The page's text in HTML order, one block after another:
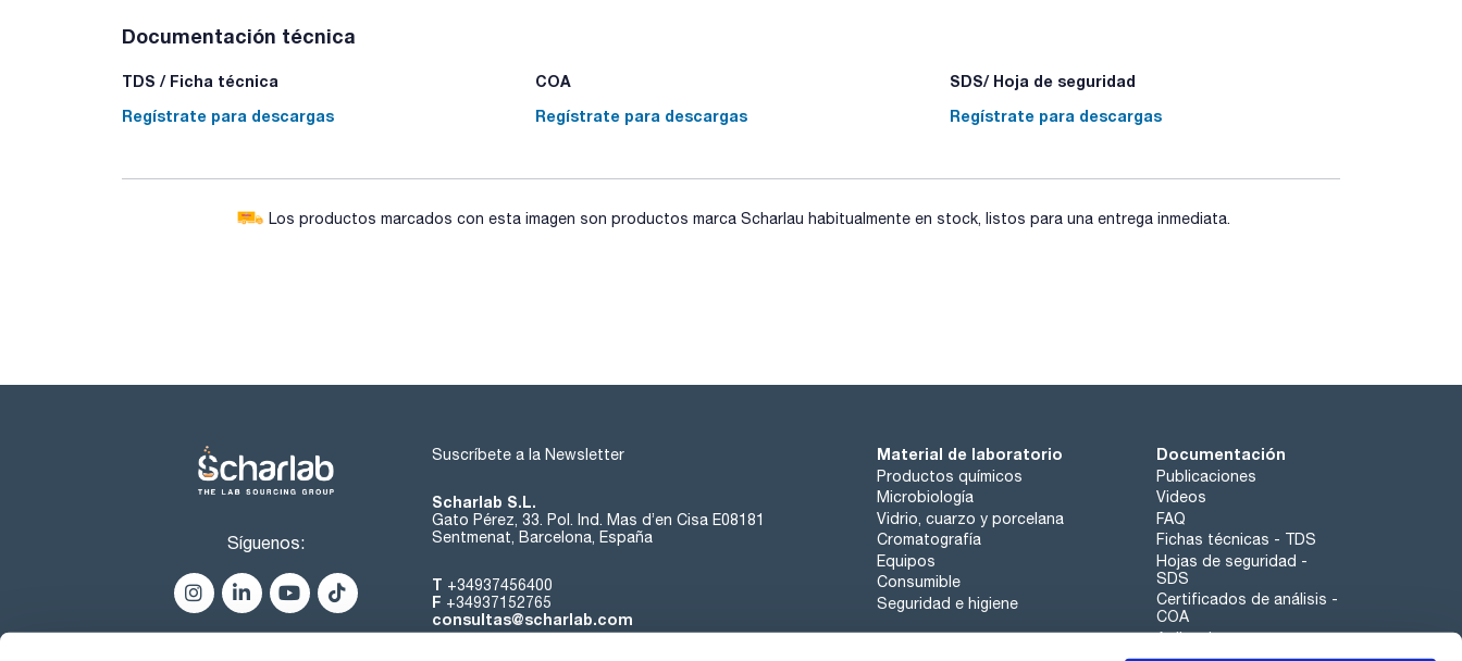
Documentación técnica
TDS / Ficha técnica
Regístrate para descargas
COA
Regístrate para descargas
SDS/ Hoja de seguridad
Regístrate para descargas
Los productos marcados con esta imagen son productos marca Scharlau habitualmente en stock, listos para una entrega inmediata.
Síguenos:
Suscríbete a la Newsletter
Scharlab S.L.
Gato Pérez, 33. Pol. Ind. Mas d’en Cisa E08181
Sentmenat, Barcelona, España
T +34937456400
F +34937152765
consultas@scharlab.com
Material de laboratorio
Productos químicos
Microbiología
Vidrio, cuarzo y porcelana
Cromatografía
Equipos
Consumible
Seguridad e higiene
Documentación
Publicaciones
Videos
FAQ
Fichas técnicas - TDS
Hojas de seguridad -
SDS
Certificados de análisis -
COA
Aplicaciones